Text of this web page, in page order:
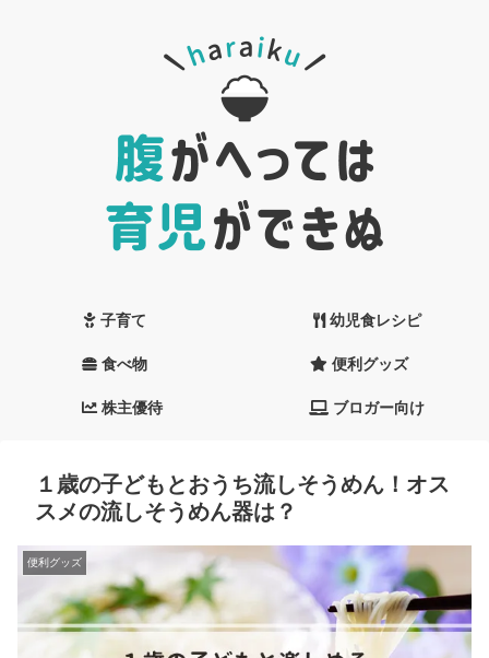
子育て 幼児食レシピ
食べ物 便利グッズ
株主優待 ブロガー向け
１歳の子どもとおうち流しそうめん！オス
スメの流しそうめん器は？
便利グッズ